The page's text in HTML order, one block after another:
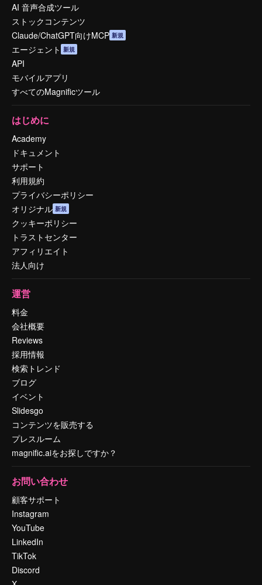
AI 音声合成ツール
ストックコンテンツ
Claude/ChatGPT向けMCP 新規
エージェント 新規
API
モバイルアプリ
すべてのMagnificツール
はじめに
Academy
ドキュメント
サポート
利用規約
プライバシーポリシー
オリジナル 新規
クッキーポリシー
トラストセンター
アフィリエイト
法人向け
運営
料金
会社概要
Reviews
採用情報
検索トレンド
ブログ
イベント
Slidesgo
コンテンツを販売する
プレスルーム
magnific.aiをお探しですか？
お問い合わせ
顧客サポート
Instagram
YouTube
LinkedIn
TikTok
Discord